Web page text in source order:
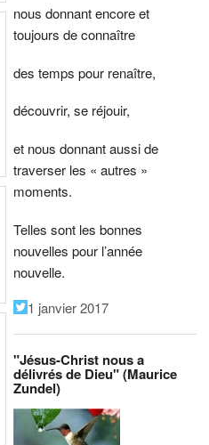
nous donnant encore et
toujours de connaître
des temps pour renaître,
découvrir, se réjouir,
et nous donnant aussi de
traverser les « autres »
moments.
Telles sont les bonnes
nouvelles pour l’année
nouvelle.
1 janvier 2017
"Jésus-Christ nous a
délivrés de Dieu" (Maurice
Zundel)